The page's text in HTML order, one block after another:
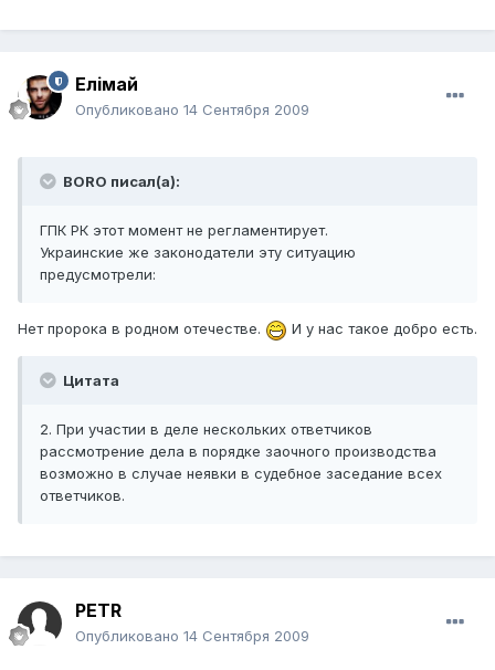
Елiмай
Опубликовано 14 Сентября 2009
BORO писал(а):
ГПК РК этот момент не регламентирует.
Украинские же законодатели эту ситуацию
предусмотрели:
Нет пророка в родном отечестве. И у нас такое добро есть.
Цитата
2. При участии в деле нескольких ответчиков
рассмотрение дела в порядке заочного производства
возможно в случае неявки в судебное заседание всех
ответчиков.
PETR
Опубликовано 14 Сентября 2009